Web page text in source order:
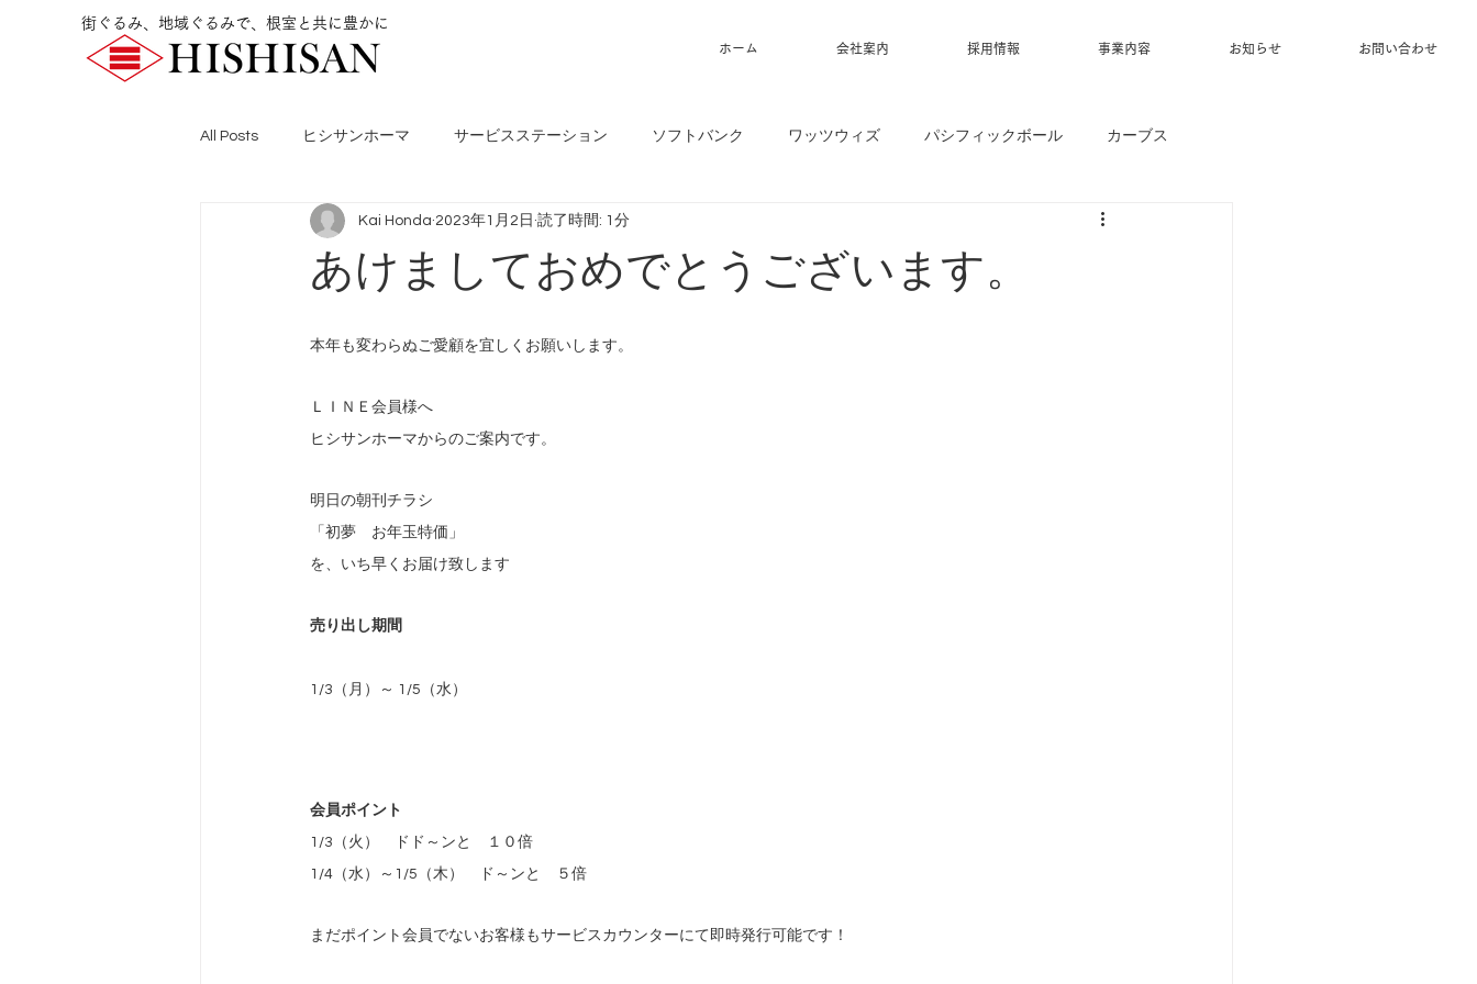
街ぐるみ、地域ぐるみで、根室と共に豊かに
ホーム 会社案内 採用情報 事業内容 お知らせ お問い合わせ
All Posts ヒシサンホーマ サービスステーション ソフトバンク ワッツウィズ パシフィックボール カーブス
あけましておめでとうございます。
Kai Honda 2023年1月2日 読了時間: 1分
本年も変わらぬご愛顧を宜しくお願いします。
ＬＩＮＥ会員様へ
ヒシサンホーマからのご案内です。
明日の朝刊チラシ
「初夢　お年玉特価」
を、いち早くお届け致します
売り出し期間
1/3（月）～ 1/5（水）
会員ポイント
1/3（火）　ドド～ンと　１０倍
1/4（水）～1/5（木）　ド～ンと　５倍
まだポイント会員でないお客様もサービスカウンターにて即時発行可能です！